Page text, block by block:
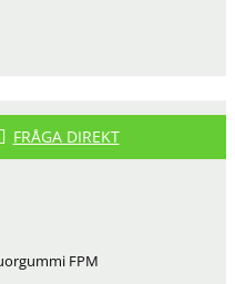
FRÅGA DIREKT
FPM